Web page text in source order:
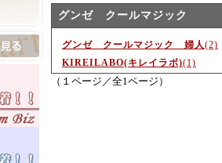
グンゼ クールマジック
グンゼ クールマジック 婦人 (2)
KIREILABO(キレイラボ)(1)
（１ページ／全1ページ）